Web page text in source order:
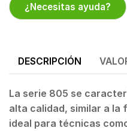
¿Necesitas ayuda?
DESCRIPCIÓN
La serie 805 se
alta calidad, similar a la
ideal para técnicas